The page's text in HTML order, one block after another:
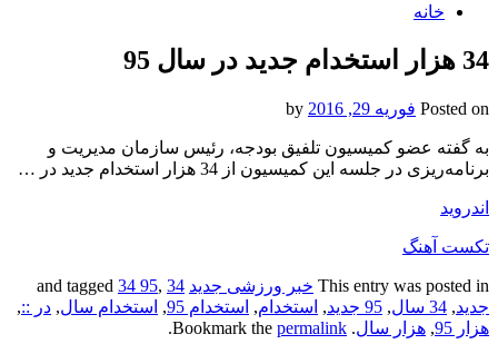
خانه
34 هزار استخدام جدید در سال 95
Posted on فوریه 29, 2016
به گفته عضو کمیسیون تلفیق بودجه، رئیس سازمان مدیریت و
برنامه‌ریزی در جلسه این کمیسیون از 34 هزار استخدام جدید در …
اندروید
تکست آهنگ
This entry was posted in خبر ورزشی جدید 34 95, 34
جدید, 34 سال , 95 جدید , استخدام, استخدام 95 , استخدام سال, در ::,
هزار 95
, هزار سال. Bookmark the
permalink
.